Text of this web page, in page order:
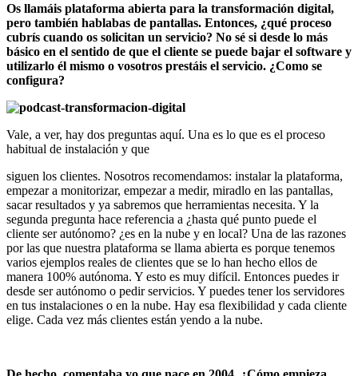
Os llamáis plataforma abierta para la transformación digital,
pero también hablabas de pantallas. Entonces, ¿qué proceso
cubrís cuando os solicitan un servicio? No sé si desde lo más
básico en el sentido de que el cliente se puede bajar el software y
utilizarlo él mismo o vosotros prestáis el servicio. ¿Como se
configura?
Vale, a ver, hay dos preguntas aquí. Una es lo que es el proceso
habitual de instalación y que
siguen los clientes. Nosotros recomendamos: instalar la plataforma,
empezar a monitorizar, empezar a medir, miradlo en las pantallas,
sacar resultados y ya sabremos que herramientas necesita. Y la
segunda pregunta hace referencia a ¿hasta qué punto puede el
cliente ser autónomo? ¿es en la nube y en local? Una de las razones
por las que nuestra plataforma se llama abierta es porque tenemos
varios ejemplos reales de clientes que se lo han hecho ellos de
manera 100% autónoma. Y esto es muy difícil. Entonces puedes ir
desde ser autónomo o pedir servicios. Y puedes tener los servidores
en tus instalaciones o en la nube. Hay esa flexibilidad y cada cliente
elige. Cada vez más clientes están yendo a la nube.